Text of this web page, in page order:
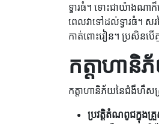
ទ្វារធំ។ ទោះជាយ៉ាងណ
ពេលវាទៅដល់ទ្វារធំ។ សរ
កាត់ពោះវៀន។ ប្រសិនបើគ្
កត្តាហានិ
កត្តាហានិភ័យនៃជំងឺហឺសស្
ប្រវត្តិតំណពូជក្នុងគ្រួ